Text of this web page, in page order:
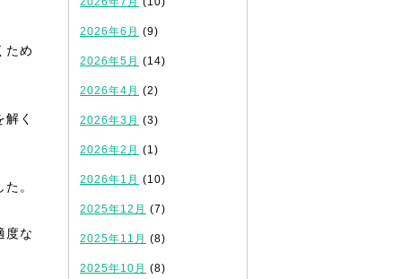
ため
く
。
度な
2026年6月 (9)
2026年5月 (14)
2026年4月 (2)
2026年3月 (3)
2026年2月 (1)
2026年1月 (10)
2025年12月 (7)
2025年11月 (8)
2025年10月 (8)